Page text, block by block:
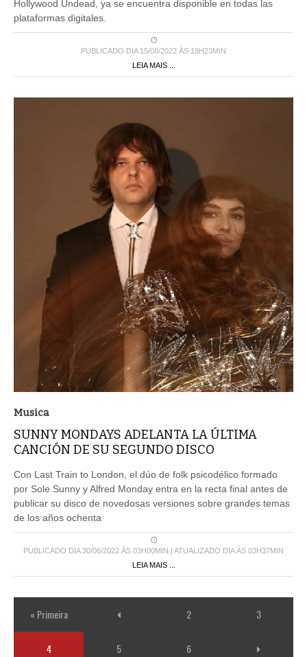
Hollywood Undead, ya se encuentra disponible en todas las
plataformas digitales.
PUBLICADO DIA 15/08/2022 ÀS 19H23MIN
LEIA MAIS ...
Musica
SUNNY MONDAYS ADELANTA LA ÚLTIMA
CANCIÓN DE SU SEGUNDO DISCO
Con Last Train to London, el dúo de folk psicodélico formado
por Sole Sunny y Alfred Monday entra en la recta final antes de
publicar su disco de novedosas versiones sobre grandes temas
de los años ochenta
PUBLICADO DIA 30/06/2022 ÀS 03H00MIN | ATUALIZADO DIA ÀS 03H37MIN
LEIA MAIS ...
« Primeira 2 3
4 5 6